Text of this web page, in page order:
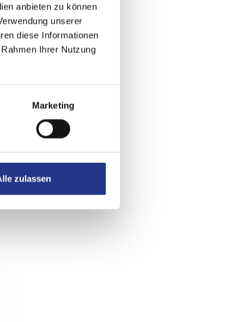
anbieten zu können
unserer
diese Informationen
Ihrer Nutzung
Marketing
zulassen